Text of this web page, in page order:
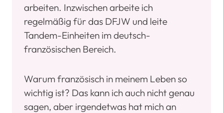
arbeiten. Inzwischen arbeite ich
regelmäßig für das DFJW und leite
Tandem-Einheiten im deutsch-
französischen Bereich.
Warum französisch in meinem Leben so
wichtig ist? Das kann ich auch nicht genau
sagen, aber irgendetwas hat mich an